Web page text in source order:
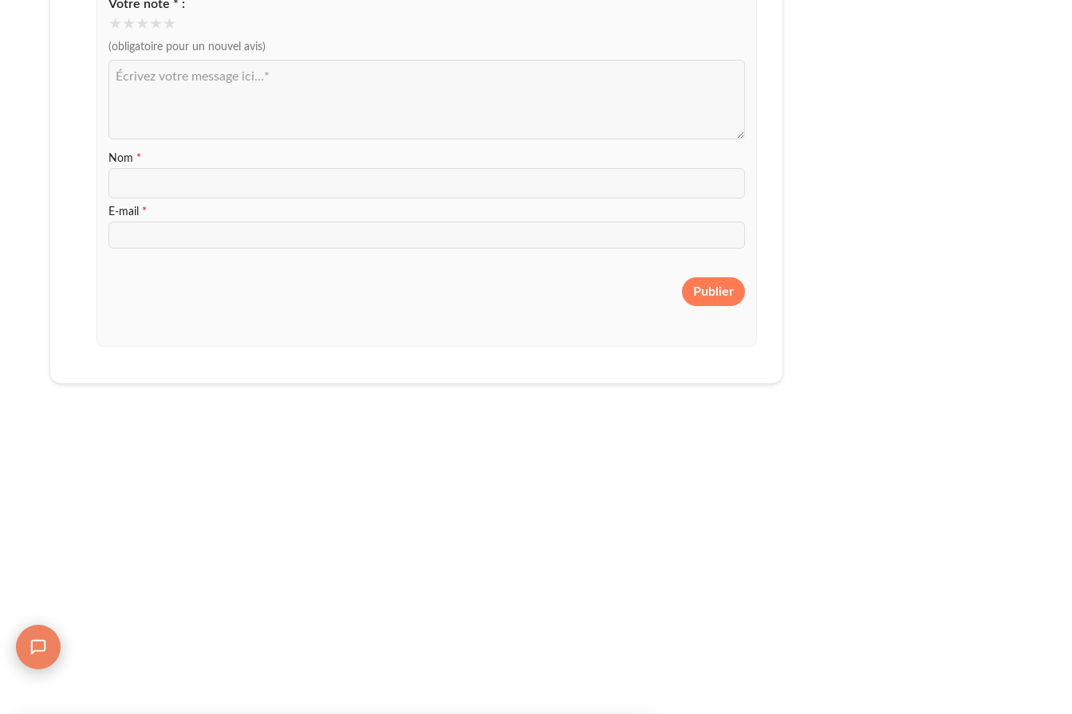
Votre note * :
★ ★ ★ ★ ★
(obligatoire pour un nouvel avis)
Votre
Nom *
E-mail *